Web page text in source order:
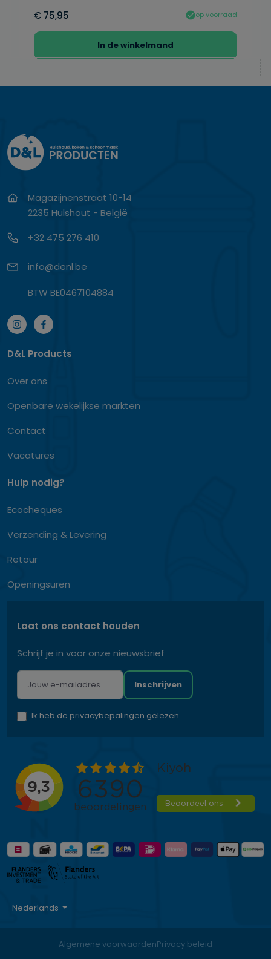
€ 75,95 op voorraad
In de winkelmand
Magazijnenstraat 10-14
2235 Hulshout - België
+32 475 276 410
info@denl.be
BTW BE0467104884
D&L Products
Over ons
Openbare wekelijkse markten
Contact
Vacatures
Hulp nodig?
Ecocheques
Verzending & Levering
Retour
Openingsuren
Laat ons contact houden
Schrijf je in voor onze nieuwsbrief
Inschrijven
Ik heb de privacybepalingen gelezen
Nederlands
Algemene voorwaardenPrivacy beleid